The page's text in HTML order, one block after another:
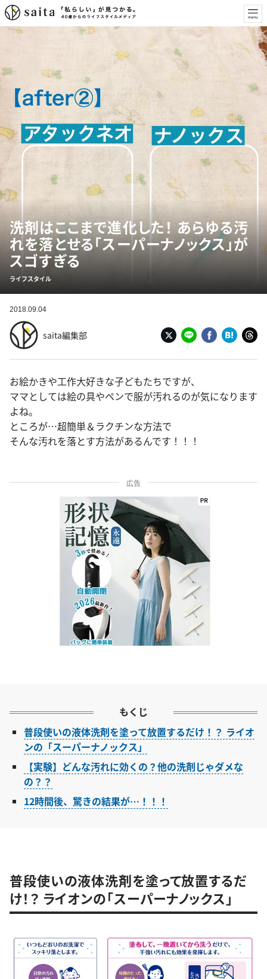
洗剤はここまで進化した！ あらゆる汚
れを落とせる「スーパーナノックス」が
スゴすぎる
ライフスタイル
2018.09.04
saita編集部
お絵かきや工作大好きな子どもたちですが、
ママとしては絵の具やペンで服が汚れるのが気になります
よね。
ところが…超簡単＆ラクチンな方法で
そんな汚れを落とす方法があるんです！！！
広告
もくじ
普段使いの液体洗剤を塗って放置するだけ！？ ライオ
ンの「スーパーナノックス」
【実験】どんな汚れに効くの？他の洗剤じゃダメな
の？？
12時間後、驚きの結果が…！！！
普段使いの液体洗剤を塗って放置するだ
け！？ ライオンの「スーパーナノックス」